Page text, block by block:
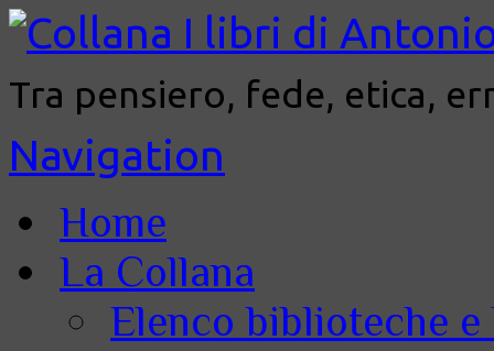
Tra pensiero, fede, etica,
Navigation
Home
La Collana
Elenco biblioteche